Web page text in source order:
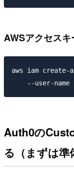
AWSアクセス
aws iam create-
Auth0の
る（まずは準